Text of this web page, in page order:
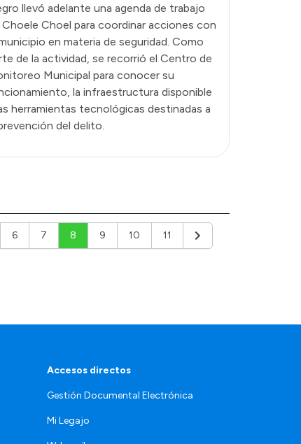
llevó adelante una agenda de trabajo
Choele Choel para coordinar acciones con
en materia de seguridad. Como
de la actividad, se recorrió el Centro de
Municipal para conocer su
la infraestructura disponible
herramientas tecnológicas destinadas a
del delito.
6 7 8 9 10 11 Siguiente
Accesos directos
Gestión Documental Electrónica
Mi Legajo